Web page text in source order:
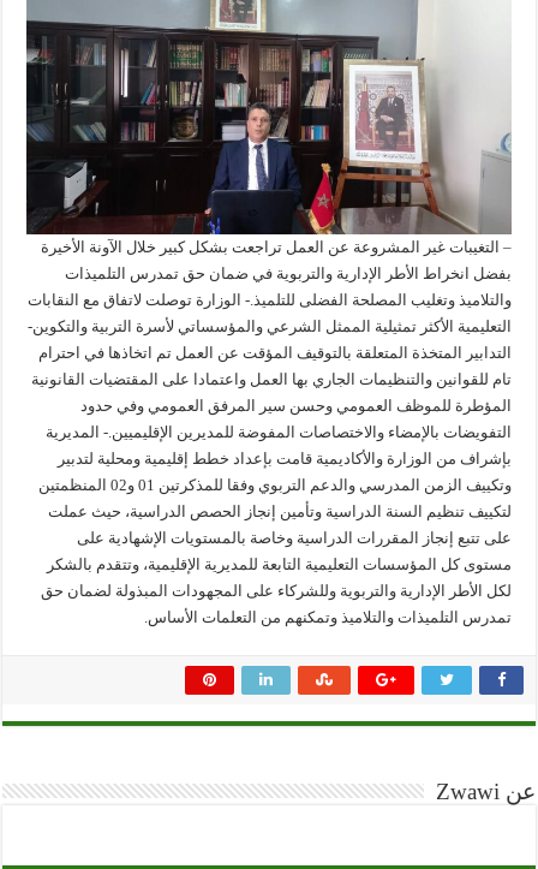
– التغيبات غير المشروعة عن العمل تراجعت بشكل كبير خلال الآونة الأخيرة
بفضل انخراط الأطر الإدارية والتربوية في ضمان حق تمدرس التلميذات
والتلاميذ وتغليب المصلحة الفضلى للتلميذ.- الوزارة توصلت لاتفاق مع النقابات
التعليمية الأكثر تمثيلية الممثل الشرعي والمؤسساتي لأسرة التربية والتكوين-
التدابير المتخذة المتعلقة بالتوقيف المؤقت عن العمل تم اتخاذها في احترام
تام للقوانين والتنظيمات الجاري بها العمل واعتمادا على المقتضيات القانونية
المؤطرة للموظف العمومي وحسن سير المرفق العمومي وفي حدود
التفويضات بالإمضاء والاختصاصات المفوضة للمديرين الإقليميين.- المديرية
بإشراف من الوزارة والأكاديمية قامت بإعداد خطط إقليمية ومحلية لتدبير
وتكييف الزمن المدرسي والدعم التربوي وفقا للمذكرتين 01 و02 المنظمتين
لتكييف تنظيم السنة الدراسية وتأمين إنجاز الحصص الدراسية، حيث عملت
على تتبع إنجاز المقررات الدراسية وخاصة بالمستويات الإشهادية على
مستوى كل المؤسسات التعليمية التابعة للمديرية الإقليمية، وتتقدم بالشكر
لكل الأطر الإدارية والتربوية وللشركاء على المجهودات المبذولة لضمان حق
تمدرس التلميذات والتلاميذ وتمكنهم من التعلمات الأساس.
عن Zwawi